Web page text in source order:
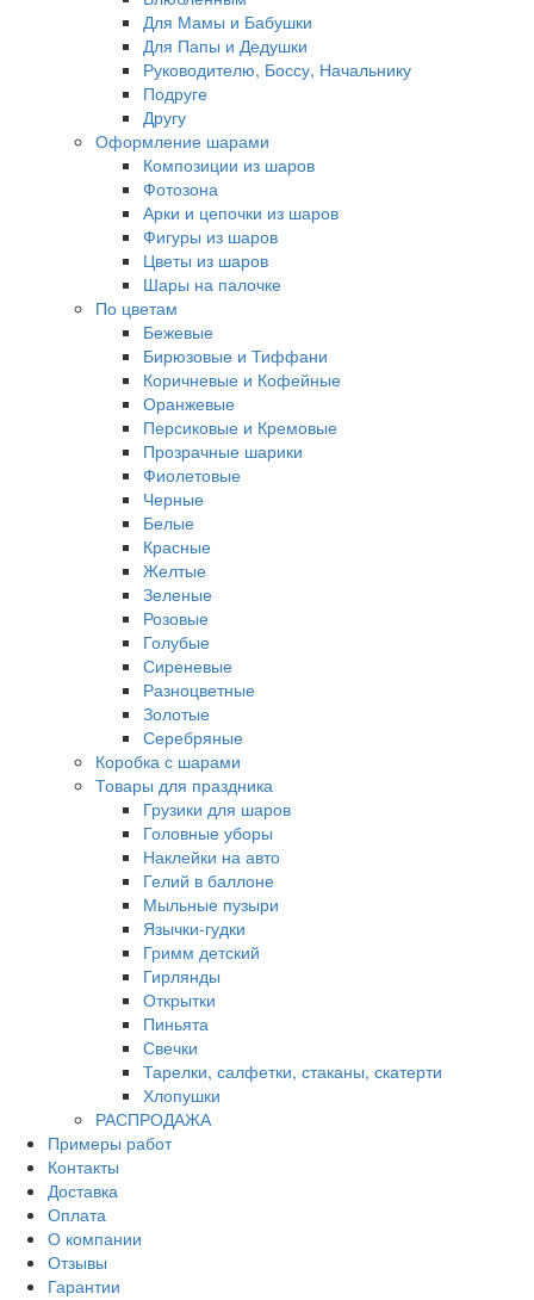
Для Мамы и Бабушки
Для Папы и Дедушки
Руководителю, Боссу, Начальнику
Подруге
Другу
Оформление шарами
Композиции из шаров
Фотозона
Арки и цепочки из шаров
Фигуры из шаров
Цветы из шаров
Шары на палочке
По цветам
Бежевые
Бирюзовые и Тиффани
Коричневые и Кофейные
Оранжевые
Персиковые и Кремовые
Прозрачные шарики
Фиолетовые
Черные
Белые
Красные
Желтые
Зеленые
Розовые
Голубые
Сиреневые
Разноцветные
Золотые
Серебряные
Коробка с шарами
Товары для праздника
Грузики для шаров
Головные уборы
Наклейки на авто
Гелий в баллоне
Мыльные пузыри
Язычки-гудки
Гримм детский
Гирлянды
Открытки
Пиньята
Свечки
Тарелки, салфетки, стаканы, скатерти
Хлопушки
РАСПРОДАЖА
Примеры работ
Контакты
Доставка
Оплата
О компании
Отзывы
Гарантии